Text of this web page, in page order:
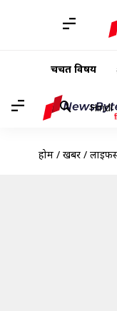
चर्चित विषय
Hindi
होम / खबरें /